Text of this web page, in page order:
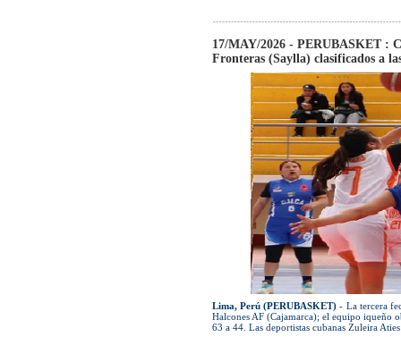
17/MAY/2026 - PERUBASKET :
Fronteras (Saylla) clasificados a
Lima, Perú (PERUBASKET) - La tercera
Halcones AF (Cajamarca); el equipo iqueño
63 a 44. Las deportistas cubanas Zuleira